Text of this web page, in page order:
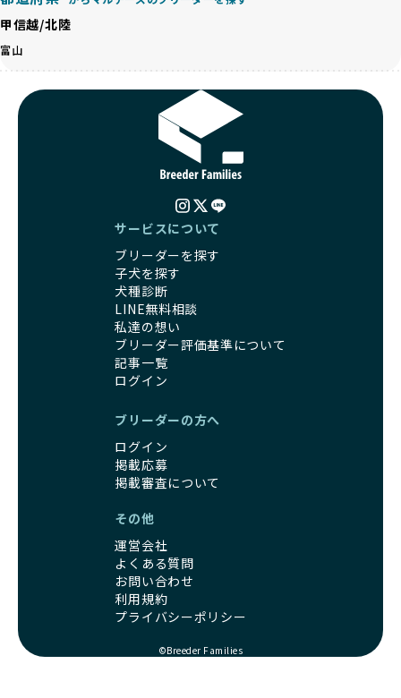
さらに、売上の一部を保護団体や保護団体を支援する公益法
人へ寄付しています。多くのペット販売業者が、動物福祉へ
の取り組みが不十分であることを理由に寄付を断られる中、
BreederFamiliesはその姿勢が評価され、寄付が実現してい
ます。この活動により、保護が必要なワンちゃんの救済や保
護活動の支援にも貢献しています。
BreederFamiliesのこうした取り組みは、目の前の子犬だけ
でなく、すべてのワンちゃんに優しい未来を創るための大き
な一歩です。ユーザーの皆さんがBreederFamiliesを通じて
身ともに健康に育つための環境づくりに全力を注いでいま
遺伝的なリスクを最小限に抑えた繁殖計画、栄養バランスが
考えられた食事、子犬がのびのびと動ける適度な運動環境、
さらに獣医師と連携した健康管理まで徹底しています。
その結果、BreederFamiliesを通じてお迎えする子犬は、元
気で健康なスタートを切れることが大きな魅力です。
子犬の社会性は、家庭でのしつけをスムーズにする重要なポ
イントです。BreederFamiliesのブリーダーは、母犬や兄弟
犬、人との触れ合いの時間をしっかり確保し、子犬が自然に
コミュニケーション能力を身につけられるよう育てていま
家庭に迎えたその日から、すでに社会性の基盤ができている
これにより、飼い主さんにとっても安心してスタートできる
BreederFamiliesのブリーダーは、犬種に関する豊富な知識
と経験を持っています。そのため、子犬を迎えた後の健康管
理やしつけ、生活スタイルに合わせた育て方について、丁寧
なアドバイスを受けられます。「この犬種ならではの特徴
は？」「食事はどうしたらいい？」など、疑問や悩みがあれ
ば、専門的な視点から解決のヒントをもらえるのも安心でき
くありません。極小サイズは骨や心臓に負担がかかりやす
く、レアカラーには遺伝疾患のリスクが高まることがありま
す。
営利優先ブリーダーは、このような流行や需要に応じて無理
な繁殖を行いがちです。小柄な母犬を繁殖に多用して体に負
担をかけたり、子犬を小さく見せるために食事を減らすな
ど、健康を犠牲にした管理がされることもあります。このよ
うな方法では、ワンちゃんの免疫力や体力が低下し、飼い主
にとっても将来的な医療費やケアの負担が増える恐れがあり
優良ブリーダーは、こうした流行に流されず、ワンちゃんの
健康を最優先に考えています。特に小さいワンちゃんやレア
カラーの子犬を販売する場合は、健康リスクを十分に理解
し、飼い主にそのリスクについて丁寧に説明しています。食
事管理もしっかり行い、成長に必要な栄養を確保するなど、
ワンちゃんの健康を第一にした繁殖を心がけています。
「見た目以上に健康重視」の詳細はこちら
引退犬とは、繁殖期を終えたワンちゃんたちのことを指しま
を願っています。よって、引退後も自宅で飼育を続けるか、
信頼できる相手に譲渡するなど、ワンちゃんが幸せに暮らせ
るように配慮します。
一方、営利優先ブリーダーは引退犬を「コスト」として考
団体に引き渡されることもあり、ワンちゃんの生活が不安定
になる可能性が高まります。
引退犬に対する扱いがどうなっているかも、優良ブリーダー
を見分けるポイントとなります。
「引退犬も大切に」の詳細はこちら
社会化とは、ワンちゃんが人間や他の犬、日常の環境にスム
ーズに適応できるようにするプロセスです。ワンちゃんの社
甲信越/北陸
富山
サービスについて
ブリーダーを探す
子犬を探す
犬種診断
LINE無料相談
私達の想い
ブリーダー評価基準について
記事一覧
ログイン
ブリーダーの方へ
ログイン
掲載応募
掲載審査について
その他
運営会社
よくある質問
お問い合わせ
利用規約
プライバシーポリシー
©Breeder Families